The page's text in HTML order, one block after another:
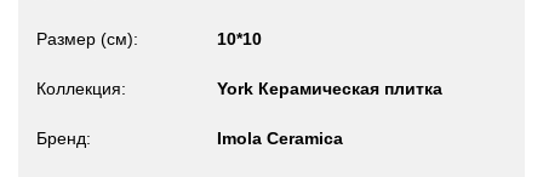
Размер (см) 10*10
Коллекция York Керамическая плитка
Бренд Imola Ceramica